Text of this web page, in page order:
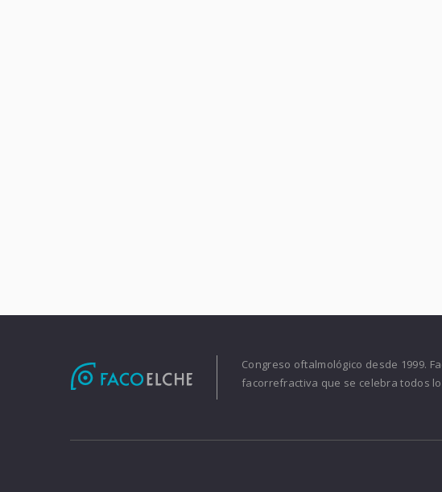
Congreso oftalmológico desde 1999.
facorrefractiva que se celebra todos